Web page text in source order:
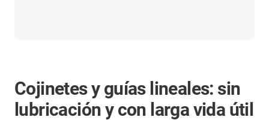
Cojinetes y guías lineales: sin
lubricación y con larga vida útil